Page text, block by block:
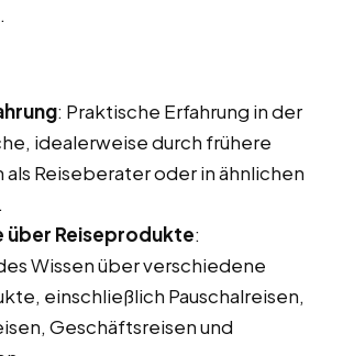
: Praktische Erfahrung in der
idealerweise durch frühere
Reiseberater oder in ähnlichen
über Reiseprodukte:
Wissen über verschiedene
einschließlich Pauschalreisen,
Geschäftsreisen und